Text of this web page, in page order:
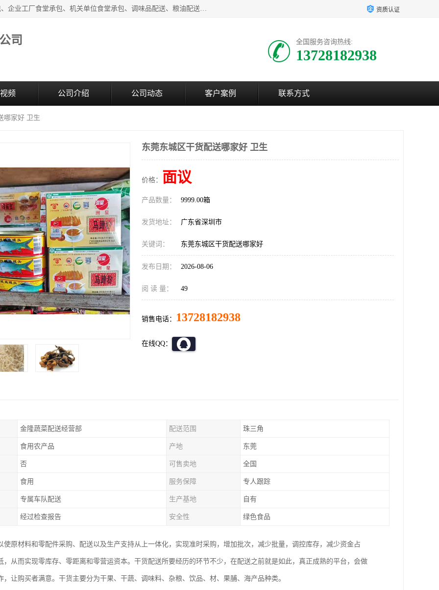
东莞市康隆膳食管理有限公司主要从事：蔬菜配送、食堂承包、企业工厂食堂承包、机关单位食堂承包、调味品配送、粮油配送、干货配送、副食配送、水果配送、海鲜配送等业务，东莞蔬菜配送电话，咨询在线客服。 资质认证
司 全国服务咨询热线:
13728182938
频 公司介绍 公司动态 客户案例 联系方式
哪家好 卫生
东莞东城区干货配送哪家好 卫生
价格： 面议
产品数量： 9999.00箱
发货地址： 广东省深圳市
关键词： 东莞东城区干货配送哪家好
发布日期： 2026-08-06
阅 读 量： 49
销售电话： 13728182938
在线QQ：
金隆蔬菜配送经营部 配送范围 珠三角
食用农产品 产地 东莞
否 可售卖地 全国
食用 服务保障 专人跟踪
专属车队配送 生产基地 自有
经过检查报告 安全性 绿色食品
使原材料和零配件采购、配送以及生产支持从上一体化，实现准时采购，增加批次，减少批量，调控库存，减少资金占
，从而实现零库存、零距离和零营运资本。干货配送所要经历的环节不少，在配送之前就是如此，真正成熟的平台，会做
，让购买者满意。干货主要分为干果、干蔬、调味料、杂粮、饮品、材、果脯、海产品种类。